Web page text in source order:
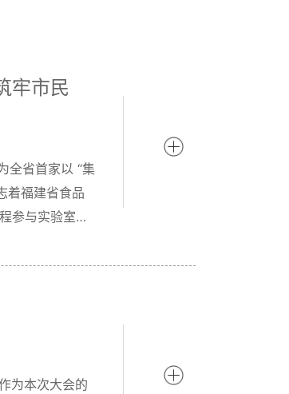
牢市民
全省首家以 “集
着福建省食品
参与实验室建
为本次大会的